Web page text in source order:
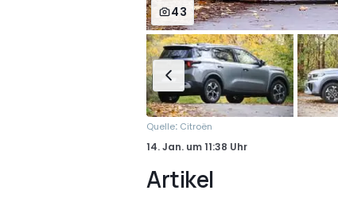
43
Quelle: Citroën
14. Jan. um11:38 Uhr
Artikel